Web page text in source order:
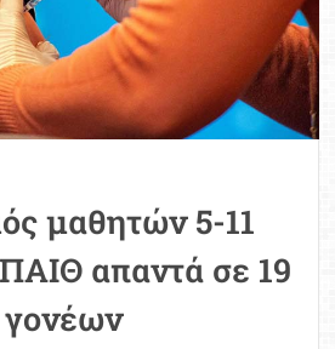
μαθητών 5-11
απαντά σε 19
γονέων